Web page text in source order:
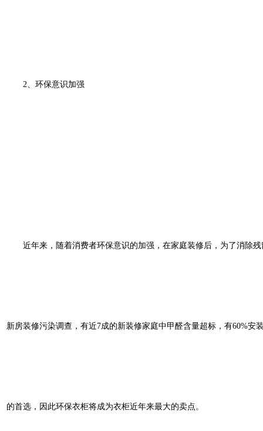
2、环保意识加强
近年来，随着消费者环保意识的加强，在家庭装修后，为了消除残
新房装修污染调查，有近7成的新装修家庭中甲醛含量超标，有60%
的首选，因此环保衣柜将成为衣柜近年来最大的卖点。